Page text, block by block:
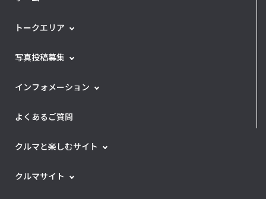
トークエリア
写真投稿募集
インフォメーション
よくあるご質問
クルマと楽しむサイト
クルマサイト